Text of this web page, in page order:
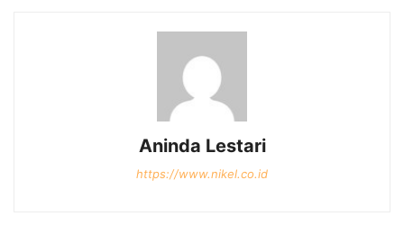
Aninda Lestari
https://www.nikel.co.id